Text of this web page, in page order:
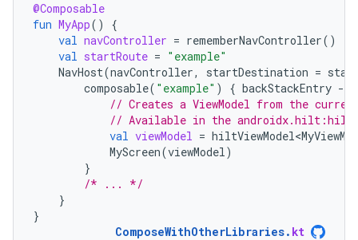
@Composable
fun MyApp()
{
val navController = rememberNavController()
val startRoute = "example"
NavHost(navController, startDestination =
composable( "example" ) { backStackEntry -
// Creates a ViewModel from the
// Available in the androidx.hilt:hilt-
val viewModel =
MyScreen(viewModel)
}
/* ... */
}
}
ComposeWithOtherLibraries. kt